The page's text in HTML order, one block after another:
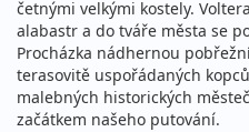
četnými velkými kostely.
alabastr a do tváře města se
Procházka nádhernou
terasovitě uspořádaných
malebných historických
začátkem našeho putování.